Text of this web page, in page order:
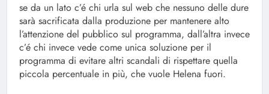
se da un lato c’é chi urla sul web che nessuno delle dure
sarà sacrificata dalla produzione per mantenere alto
l’attenzione del pubblico sul programma, dall’altra invece
c’é chi invece vede come unica soluzione per il
programma di evitare altri scandali di rispettare quella
piccola percentuale in più, che vuole Helena fuori.